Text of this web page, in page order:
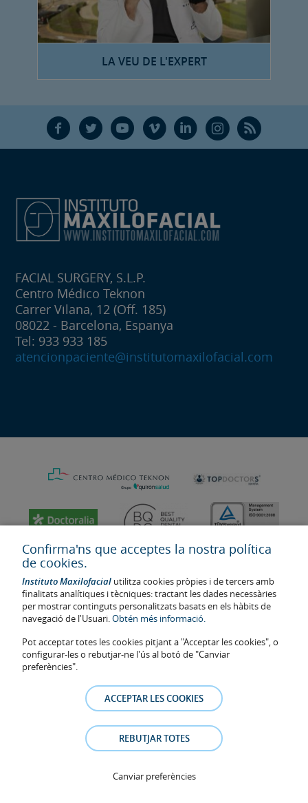
LA VEU DE L'EXPERT
F T Y V L Ñ R
FACIAL SURGERY, S.L.P.
Centro Médico Teknon
Carrer Vilana, 12 (Off. 185)
08022 - Barcelona, Espanya
Tel: 933 933 185
atencionpaciente@institutomaxilofacial.com
Última actualització: 2023
Num. d'autorització de centre sanitari: E08646940
La informació present a la web no reemplaça sinó complementa la
relació metge-pacient. En cas de dubte, consulti amb el metge de
apareixen a la web estan publicades amb el seu consentiment i es
retiraran a qualsevol moment a petició dels pacients.
Confirma'ns que acceptes la nostra política
de cookies.
Instituto Maxilofacial utilitza cookies pròpies i de tercers amb
finalitats analítiques i tècniques: tractant les dades necessàries
per mostrar continguts personalitzats basats en els hàbits de
navegació de l'Usuari.Obtén més informació.
Pot acceptar totes les cookies pitjant a "Acceptar les cookies", o
configurar-les o rebutjar-ne l'ús al botó de "Canviar
preferències".
ACCEPTAR LES COOKIES
REBUTJAR TOTES
Canviar preferències